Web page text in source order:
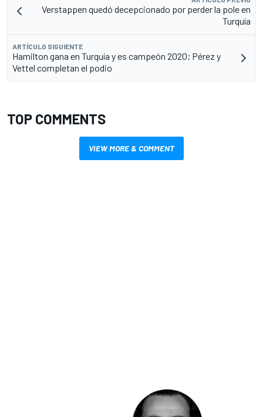
Verstappen quedó decepcionado por perder la pole en
Turquía
ARTÍCULO SIGUIENTE
Hamilton gana en Turquía y es campeón 2020; Pérez y
Vettel completan el podio
TOP COMMENTS
VIEW MORE & COMMENT